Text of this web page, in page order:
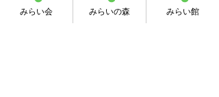
みらい会 みらいの森 みらい館